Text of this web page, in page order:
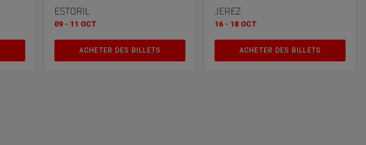
ESTORIL
09 - 11 OCT
ACHETER DES BILLETS
JEREZ
16 - 18 OCT
ACHETER DES BILLETS